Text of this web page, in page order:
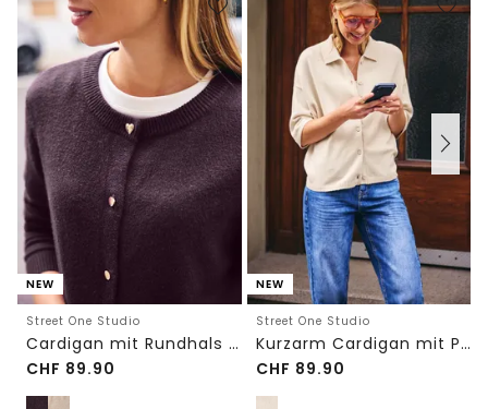
NEW
Street One Studio
Cardigan mit Rundhals und Knöpfen
CHF 89.90
NEW
Street One Studio
Kurzarm Cardigan mit Polokragen
CHF 89.90